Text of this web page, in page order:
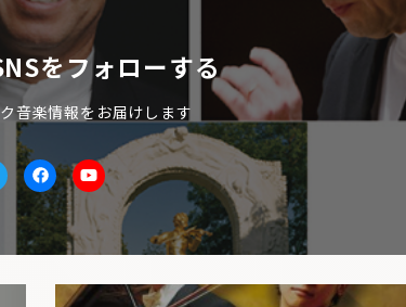
をフォローする
音楽情報をお届けします
facebookYoutube